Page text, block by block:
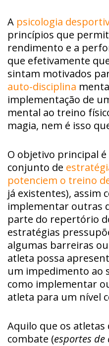
A psicologia
princípios que
rendimento e a
que efetivamente
sintam motivados
auto-disciplina
implementação de
mental ao treino
magia, nem é isso
O objetivo principal
conjunto de
potenciem o treino
já existentes), assim
implementar outras
parte do repertório
estratégias
algumas barreiras
atleta possa
um impedimento ao
como implementar
atleta para um nível
Aquilo que os atletas
combate (esportes de